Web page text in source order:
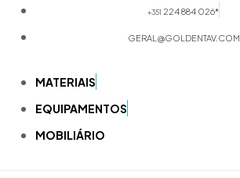
+351 224 884 026*
GERAL@GOLDENTAV.COM
MATERIAIS
EQUIPAMENTOS
MOBILIÁRIO